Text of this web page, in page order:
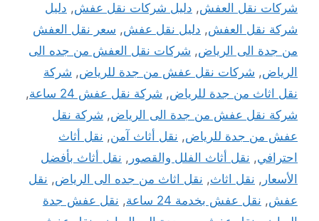
شركات نقل العفش, دليل شركات نقل عفش, دليل
شركة نقل العفش, دليل نقل عفش, سعر نقل العفش
من جدة الى الرياض, شركات نقل العفش من جده الى
الرياض, شركات نقل عفش من جدة للرياض, شركة
نقل اثاث من جدة للرياض, شركة نقل عفش 24 ساعة
,
شركة نقل عفش من جدة الى الرياض, شركة نقل
عفش من جدة للرياض, نقل أثاث آمن, نقل أثاث
احترافي, نقل أثاث الفلل والقصور , نقل أثاث بأفضل
الأسعار , نقل اثاث, نقل اثاث من جده الى الرياض, نقل
عفش, نقل عفش بخدمة 24 ساعة , نقل عفش جدة